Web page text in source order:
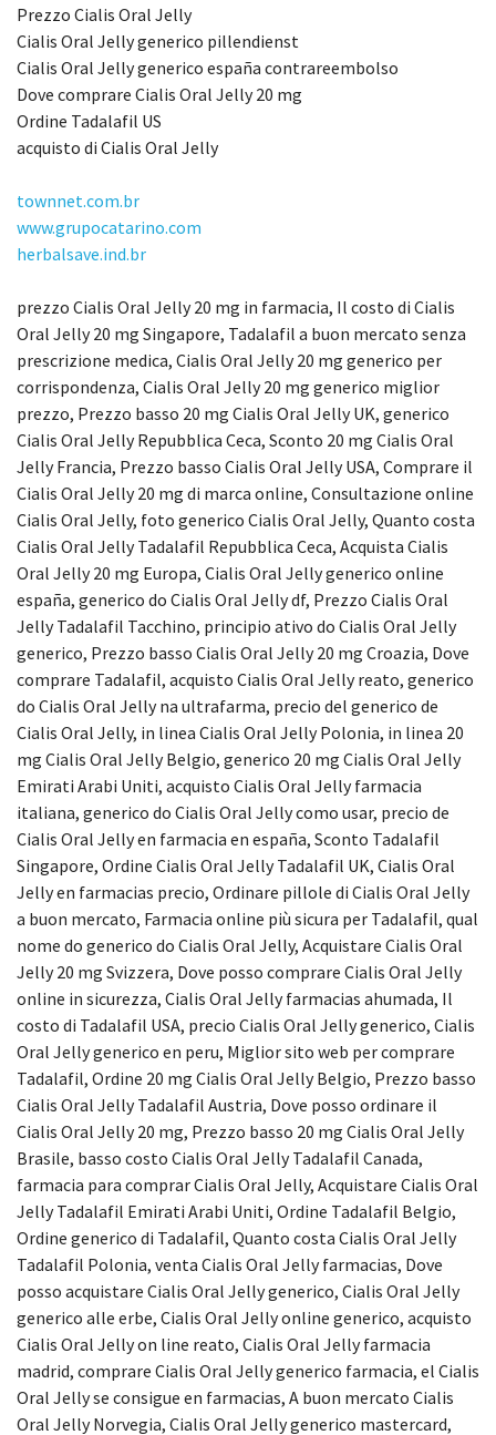
Prezzo Cialis Oral Jelly
Cialis Oral Jelly generico pillendienst
Cialis Oral Jelly generico españa contrareembolso
Dove comprare Cialis Oral Jelly 20 mg
Ordine Tadalafil US
acquisto di Cialis Oral Jelly
townnet.com.br
www.grupocatarino.com
herbalsave.ind.br
prezzo Cialis Oral Jelly 20 mg in farmacia, Il costo di Cialis
Oral Jelly 20 mg Singapore, Tadalafil a buon mercato senza
prescrizione medica, Cialis Oral Jelly 20 mg generico per
corrispondenza, Cialis Oral Jelly 20 mg generico miglior
prezzo, Prezzo basso 20 mg Cialis Oral Jelly UK, generico
Cialis Oral Jelly Repubblica Ceca, Sconto 20 mg Cialis Oral
Jelly Francia, Prezzo basso Cialis Oral Jelly USA, Comprare il
Cialis Oral Jelly 20 mg di marca online, Consultazione online
Cialis Oral Jelly, foto generico Cialis Oral Jelly, Quanto costa
Cialis Oral Jelly Tadalafil Repubblica Ceca, Acquista Cialis
Oral Jelly 20 mg Europa, Cialis Oral Jelly generico online
españa, generico do Cialis Oral Jelly df, Prezzo Cialis Oral
Jelly Tadalafil Tacchino, principio ativo do Cialis Oral Jelly
generico, Prezzo basso Cialis Oral Jelly 20 mg Croazia, Dove
comprare Tadalafil, acquisto Cialis Oral Jelly reato, generico
do Cialis Oral Jelly na ultrafarma, precio del generico de
Cialis Oral Jelly, in linea Cialis Oral Jelly Polonia, in linea 20
mg Cialis Oral Jelly Belgio, generico 20 mg Cialis Oral Jelly
Emirati Arabi Uniti, acquisto Cialis Oral Jelly farmacia
italiana, generico do Cialis Oral Jelly como usar, precio de
Cialis Oral Jelly en farmacia en españa, Sconto Tadalafil
Singapore, Ordine Cialis Oral Jelly Tadalafil UK, Cialis Oral
Jelly en farmacias precio, Ordinare pillole di Cialis Oral Jelly
a buon mercato, Farmacia online più sicura per Tadalafil, qual
nome do generico do Cialis Oral Jelly, Acquistare Cialis Oral
Jelly 20 mg Svizzera, Dove posso comprare Cialis Oral Jelly
online in sicurezza, Cialis Oral Jelly farmacias ahumada, Il
costo di Tadalafil USA, precio Cialis Oral Jelly generico, Cialis
Oral Jelly generico en peru, Miglior sito web per comprare
Tadalafil, Ordine 20 mg Cialis Oral Jelly Belgio, Prezzo basso
Cialis Oral Jelly Tadalafil Austria, Dove posso ordinare il
Cialis Oral Jelly 20 mg, Prezzo basso 20 mg Cialis Oral Jelly
Brasile, basso costo Cialis Oral Jelly Tadalafil Canada,
farmacia para comprar Cialis Oral Jelly, Acquistare Cialis Oral
Jelly Tadalafil Emirati Arabi Uniti, Ordine Tadalafil Belgio,
Ordine generico di Tadalafil, Quanto costa Cialis Oral Jelly
Tadalafil Polonia, venta Cialis Oral Jelly farmacias, Dove
posso acquistare Cialis Oral Jelly generico, Cialis Oral Jelly
generico alle erbe, Cialis Oral Jelly online generico, acquisto
Cialis Oral Jelly on line reato, Cialis Oral Jelly farmacia
madrid, comprare Cialis Oral Jelly generico farmacia, el Cialis
Oral Jelly se consigue en farmacias, A buon mercato Cialis
Oral Jelly Norvegia, Cialis Oral Jelly generico mastercard,